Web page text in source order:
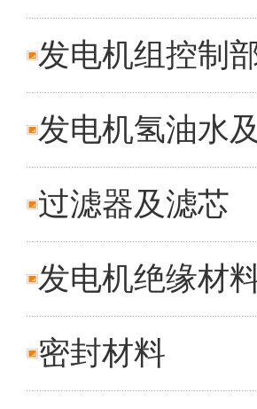
发电机组控制
发电机氢油水
过滤器及滤芯
发电机绝缘材
密封材料